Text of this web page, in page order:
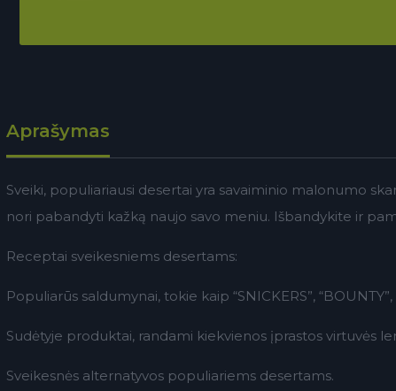
Aprašymas
Sveiki, populiariausi desertai yra savaiminio malonumo
nori pabandyti kažką naujo savo meniu. Išbandykite ir
Receptai sveikesniems desertams:
Populiarūs saldumynai, tokie kaip “SNICKERS”,
Sudėtyje produktai, randami kiekvienos įprastos virtuvės
Sveikesnės alternatyvos populiariems desertams.